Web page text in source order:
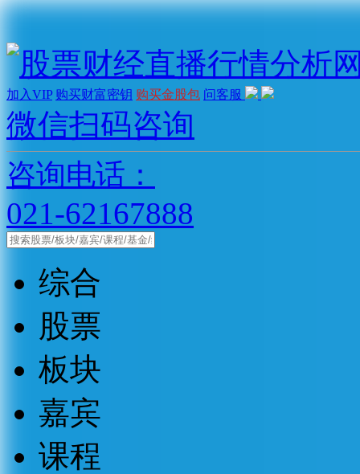
加入VIP 购买财富密钥 购买金股包 问客服
微信扫码咨询
咨询电话：
021-62167888
综合
股票
板块
嘉宾
课程